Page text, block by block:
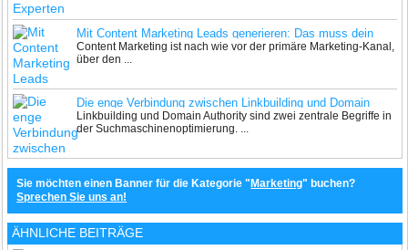
Mit Content Marketing Leads generieren: Das muss dein
Unternehmen 2024 können
Content Marketing ist nach wie vor der primäre Marketing-Kanal,
über den ...
Die enge Verbindung zwischen Linkbuilding und Domain
Authority
Linkbuilding und Domain Authority sind zwei zentrale Begriffe in
der Suchmaschinenoptimierung. ...
Sie möchten einen Banner für die Kategorie " Marketing" buchen?
Sprechen Sie uns an!
ÄHNLICHE BEITRÄGE